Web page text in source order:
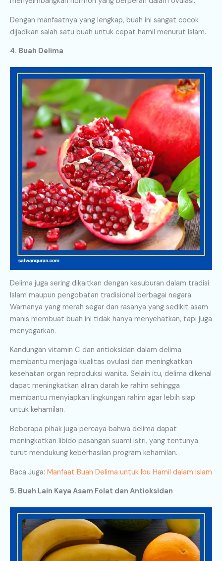
Dengan manfaatnya yang lengkap, buah ini sangat cocok
dijadikan salah satu buah untuk cepat hamil menurut Islam.
4. Buah Delima
Delima juga sering dikaitkan dengan kesuburan dalam tradisi
Islam maupun pengobatan tradisional berbagai negara.
Warnanya yang merah segar dan rasanya yang sedikit asam
manis membuat buah ini tidak hanya menyehatkan, tapi juga
menyegarkan.
Kandungan vitamin C dan antioksidan dalam delima
membantu menjaga kualitas ovulasi dan meningkatkan
kesehatan organ reproduksi wanita. Selain itu, delima dikenal
dapat meningkatkan aliran darah ke rahim sehingga
membantu menyiapkan lingkungan rahim agar lebih siap
untuk kehamilan.
Beberapa pihak juga percaya bahwa delima dapat
meningkatkan libido pasangan suami istri, yang tentunya
turut mendukung keberhasilan program kehamilan.
Baca Juga: Manfaat Buah Delima untuk Ibu Hamil dalam Islam
5. Buah Lain Kaya Asam Folat dan Antioksidan